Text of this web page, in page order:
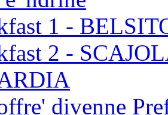
1 -
2 -
divenne